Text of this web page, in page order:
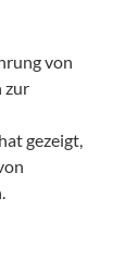
von
zur
gezeigt,